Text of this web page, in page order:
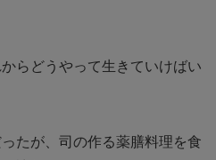
らどうやって生きていけばい
たが、司の作る薬膳料理を食